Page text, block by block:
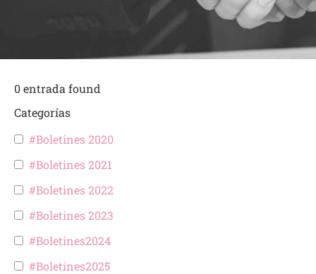
0entrada found
Categorías
#Boletines 2020
#Boletines 2021
#Boletines 2022
#Boletines 2023
#Boletines2024
#Boletines2025